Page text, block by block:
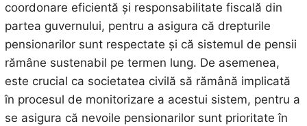
coordonare eficientă și responsabilitate fiscală din
partea guvernului, pentru a asigura că drepturile
pensionarilor sunt respectate și că sistemul de pensii
rămâne sustenabil pe termen lung. De asemenea,
este crucial ca societatea civilă să rămână implicată
în procesul de monitorizare a acestui sistem, pentru a
se asigura că nevoile pensionarilor sunt prioritate în